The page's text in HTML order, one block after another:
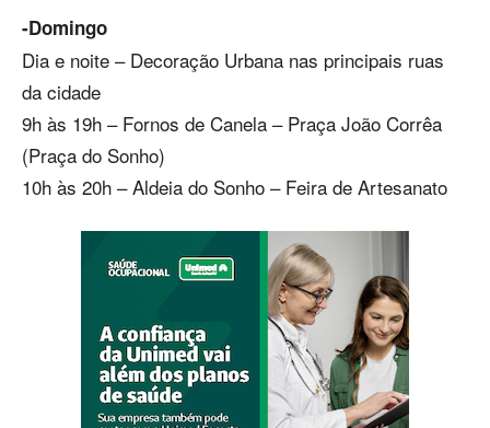
-Domingo
Dia e noite – Decoração Urbana nas principais ruas
da cidade
9h às 19h – Fornos de Canela – Praça João Corrêa
(Praça do Sonho)
10h às 20h – Aldeia do Sonho – Feira de Artesanato